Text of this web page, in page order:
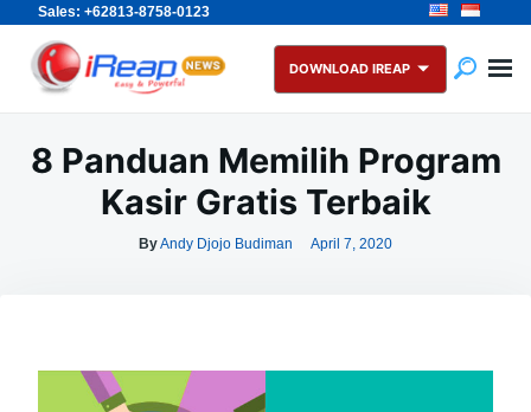
Sales: +62813-8758-0123
Skip
content
Search
for:
DOWNLOAD IREAP
8 Panduan Memilih Program
Kasir Gratis Terbaik
ByAndy Djojo Budiman April 7, 2020